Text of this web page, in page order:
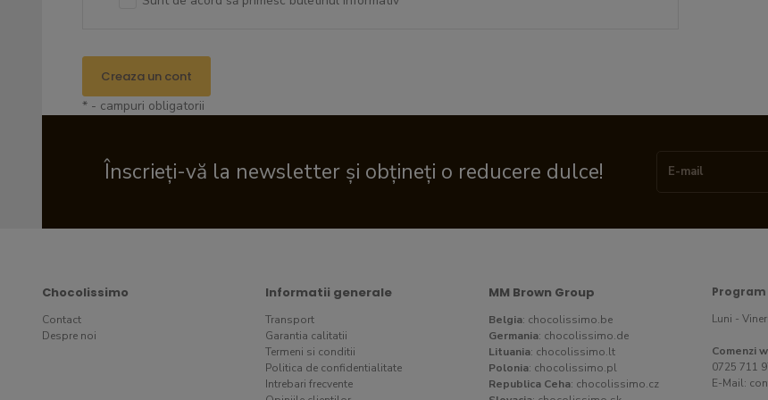
Creaza un cont
* - campuri obligatorii
Înscrieți-vă la newsletter și obțineți o reducere dulce!
Chocolissimo
Contact
Despre noi
Informatii generale
Transport
Garantia calitatii
Termeni si conditii
Politica de confidentialitate
Intrebari frecvente
MM Brown Group
Belgia: chocolissimo.be
Germania: chocolissimo.de
Lituania: chocolissimo.lt
Polonia: chocolissimo.pl
Republica Ceha: chocolissimo.cz
Program
Luni -
Comenzi
0725 711
E-Mail: